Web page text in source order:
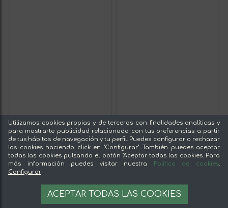
Utilizamos cookies propias y de terceros con finalidades analíticas y
para mostrarte publicidad relacionada con tus preferencias a partir
de tus hábitos de navegación y tu perfil. Puedes configurar o rechazar
las cookies haciendo click en "Configurar". También puedes aceptar
todas las cookies pulsando el botón "Aceptar todas las cookies. Para
más información puedes visitar nuestra
Política de cookies.
Configurar
ACEPTAR TODAS LAS COOKIES